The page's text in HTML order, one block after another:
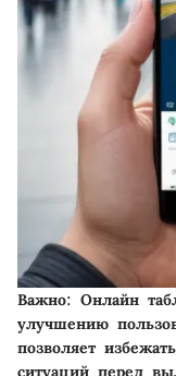
Важно: Онлайн
улучшению
позволяет
ситуаций перед